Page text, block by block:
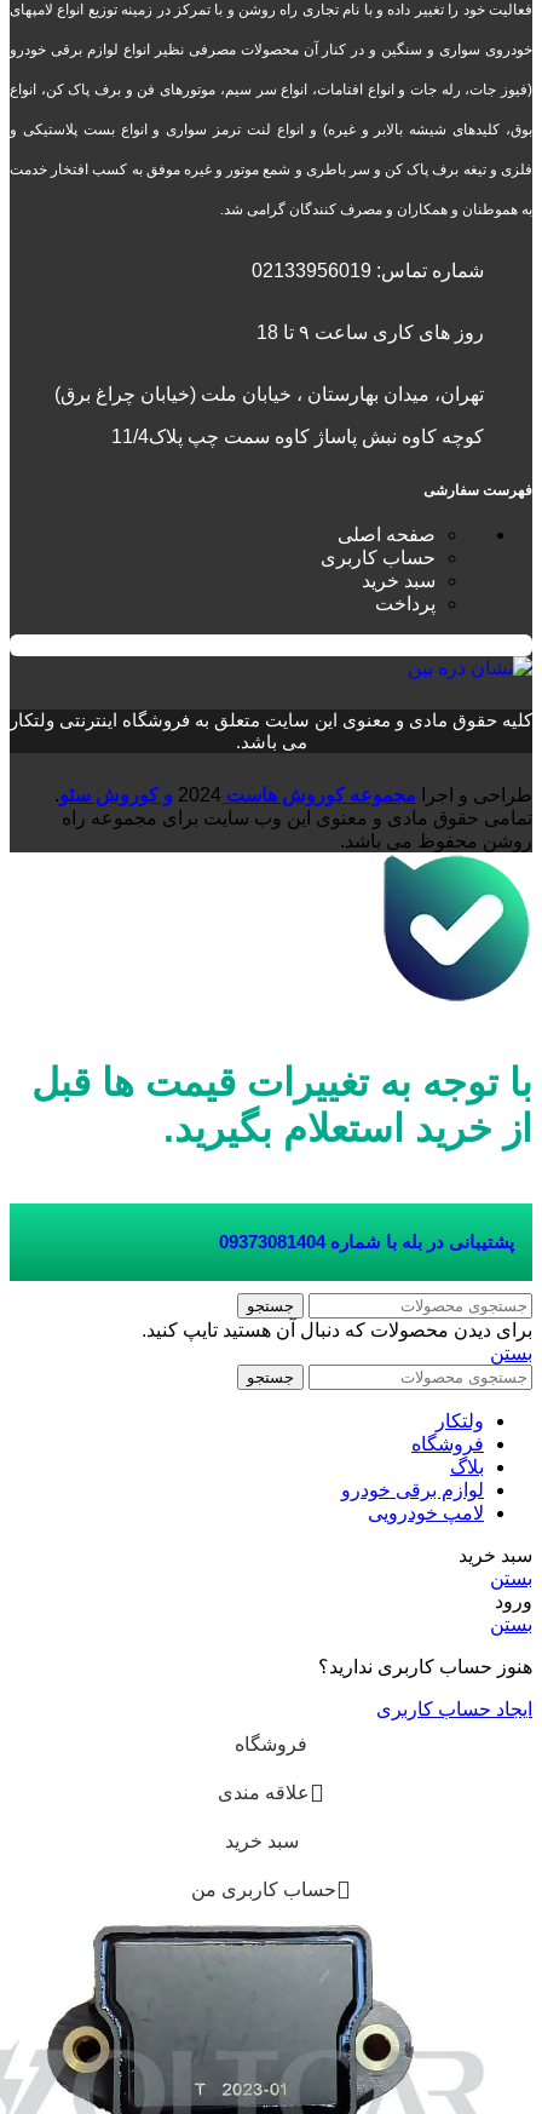
فعالیت خود را تغییر داده و با نام تجاری راه روشن و با تمرکز در زمینه توزیع انواع لامپهای
خودروی سواری و سنگین و در کنار آن محصولات مصرفی نظیر انواع لوازم برقی خودرو
(فیوز جات، رله جات و انواع افتامات، انواع سر سیم، موتورهای فن و برف پاک کن، انواع
بوق، کلیدهای شیشه بالابر و غیره) و انواع لنت ترمز سواری و انواع بست پلاستیکی و
فلزی و تیغه برف پاک کن و سر باطری و شمع موتور و غیره موفق به کسب افتخار خدمت
به هموطنان و همکاران و مصرف کنندگان گرامی شد.
شماره تماس: 02133956019
روز های کاری ساعت ۹ تا 18
تهران، میدان بهارستان ، خیابان ملت (خیابان چراغ برق)
کوچه کاوه نبش پاساژ کاوه سمت چپ پلاک11/4
فهرست سفارشی
صفحه اصلی
حساب کاربری
سبد خرید
پرداخت
کلیه حقوق مادی و معنوی این سایت متعلق به فروشگاه اینترنتی ولتکار
می باشد.
طراحی و اجرا مجموعه کوروش هاست 2024 و کوروش سئو.
تمامی حقوق مادی و معنوی این وب سایت برای مجموعه راه
روشن محفوظ می باشد.
با توجه به تغییرات قیمت ها قبل
از خرید استعلام بگیرید.
پشتیبانی در بله با شماره 09373081404
جستجو
برای دیدن محصولات که دنبال آن هستید تایپ کنید.
بستن
جستجو
ولتکار
فروشگاه
بلاگ
لوازم برقی خودرو
لامپ خودرویی
سبد خرید
بستن
ورود
بستن
هنوز حساب کاربری ندارید؟
ایجاد حساب کاربری
فروشگاه
علاقه مندی
سبد خرید
حساب کاربری من